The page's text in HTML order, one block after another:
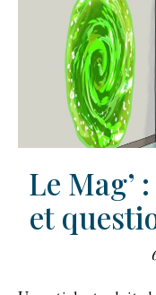
Le Mag’
et